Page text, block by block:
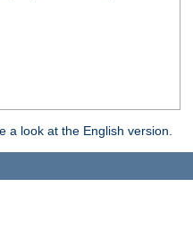
look at the English version.